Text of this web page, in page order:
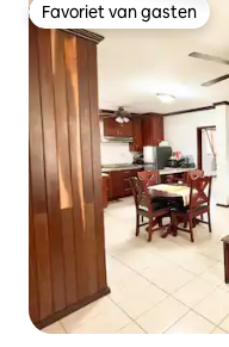
Favoriet van gasten
Favoriet van gasten